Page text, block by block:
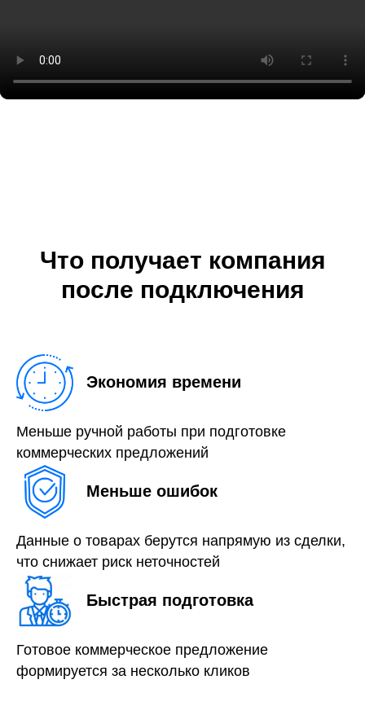
Что получает компания
после подключения
Экономия времени
Меньше ручной работы при подготовке
коммерческих предложений
Меньше ошибок
Данные о товарах берутся напрямую из сделки,
что снижает риск неточностей
Быстрая подготовка
Готовое коммерческое предложение
формируется за несколько кликов